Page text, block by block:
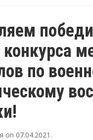
конкурса
по
on 07.04.2021 .